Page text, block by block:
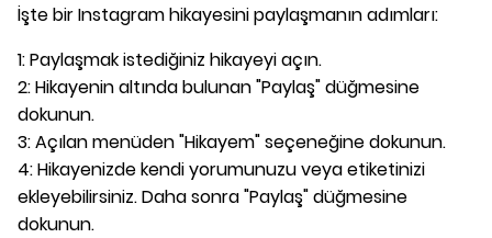
İşte bir Instagram hikayesini paylaşmanın adımları:
1: Paylaşmak istediğiniz hikayeyi açın.
2: Hikayenin altında bulunan "Paylaş" düğmesine
dokunun.
3: Açılan menüden "Hikayem" seçeneğine dokunun.
4: Hikayenizde kendi yorumunuzu veya etiketinizi
ekleyebilirsiniz. Daha sonra "Paylaş" düğmesine
dokunun.